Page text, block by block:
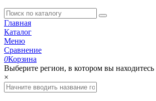
Главная
Каталог
Меню
Сравнение
0Корзина
Выберите регион, в котором вы находитесь
×